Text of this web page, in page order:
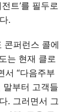
트’를 필두로
.
콘퍼런스 콜에
는 현재 클로
서 “다음주부
말부터 고객들
. 그러면서 그